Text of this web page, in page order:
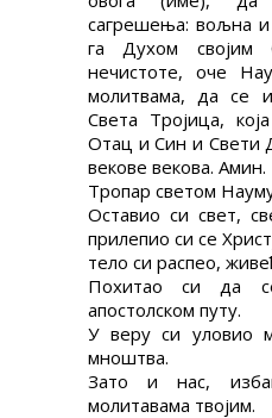
сагрешења: вољна
га Духом својим
нечистоте, оче
молитвама, да се
Света Тројица,
Отац и Син и Свети
векове векова. Амин.
Тропар светом
Оставио си свет,
прилепио си се
тело си распео,
Похитао си да
апостолском путу.
У веру си уловио
мноштва.
Зато и нас,
молитавама твојим.